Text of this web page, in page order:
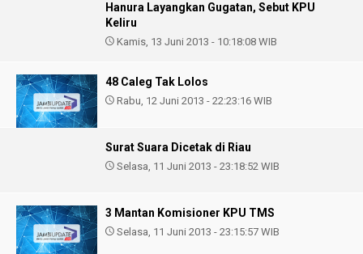
Hanura Layangkan Gugatan, Sebut KPU
Keliru
Kamis, 13 Juni 2013 - 10:18:08 WIB
48 Caleg Tak Lolos
Rabu, 12 Juni 2013 - 22:23:16 WIB
Surat Suara Dicetak di Riau
Selasa, 11 Juni 2013 - 23:18:52 WIB
3 Mantan Komisioner KPU TMS
Selasa, 11 Juni 2013 - 23:15:57 WIB